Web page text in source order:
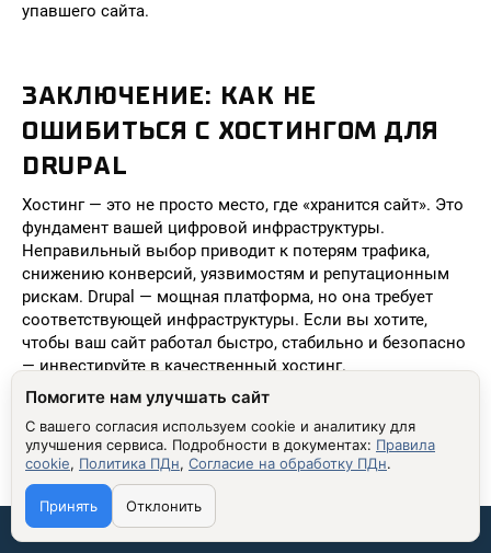
упавшего сайта.
ЗАКЛЮЧЕНИЕ: КАК НЕ
ОШИБИТЬСЯ С ХОСТИНГОМ ДЛЯ
DRUPAL
Хостинг — это не просто место, где «хранится сайт». Это
фундамент вашей цифровой инфраструктуры.
Неправильный выбор приводит к потерям трафика,
снижению конверсий, уязвимостям и репутационным
рискам. Drupal — мощная платформа, но она требует
соответствующей инфраструктуры. Если вы хотите,
чтобы ваш сайт работал быстро, стабильно и безопасно
— инвестируйте в качественный хостинг.
Помните: дешевый хостинг — это не экономия. Это
риск. А качественный хостинг — это инвестиция в
надежность, рост и доверие клиентов. Выбирайте VPS
или облачный сервер с поддержкой Nginx, PHP 8.2+, SSH
и регулярными бэкапами — и ваш сайт будет работать
без сбоев, даже при резком росте трафика.
Если вы не уверены в своих технических возможностях
Связаться со мной:
Помогите нам улучшать сайт
С вашего согласия используем cookie и аналитику для
улучшения сервиса. Подробности в документах: Правила
cookie, Политика ПДн, Согласие на обработку ПДн.
Принять Отклонить